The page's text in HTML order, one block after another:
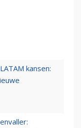
kansen: